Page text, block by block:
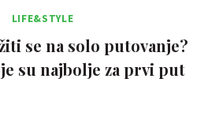
LIFE&STYLE
se na solo putovanje?
su najbolje za prvi put